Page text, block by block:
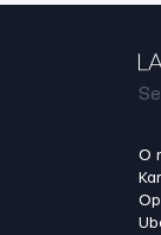
O